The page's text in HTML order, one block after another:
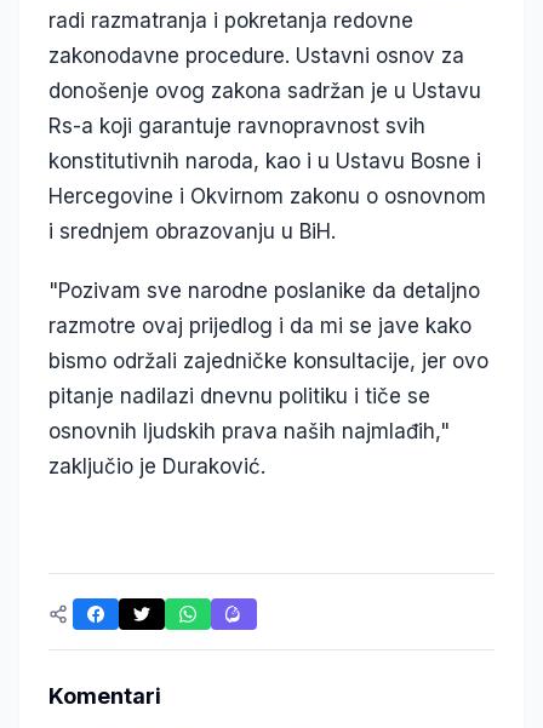
radi razmatranja i pokretanja redovne
zakonodavne procedure. Ustavni osnov za
donošenje ovog zakona sadržan je u Ustavu
Rs-a koji garantuje ravnopravnost svih
konstitutivnih naroda, kao i u Ustavu Bosne i
Hercegovine i Okvirnom zakonu o osnovnom
i srednjem obrazovanju u BiH.
"Pozivam sve narodne poslanike da detaljno
razmotre ovaj prijedlog i da mi se jave kako
bismo održali zajedničke konsultacije, jer ovo
pitanje nadilazi dnevnu politiku i tiče se
osnovnih ljudskih prava naših najmlađih,"
zaključio je Duraković.
Komentari